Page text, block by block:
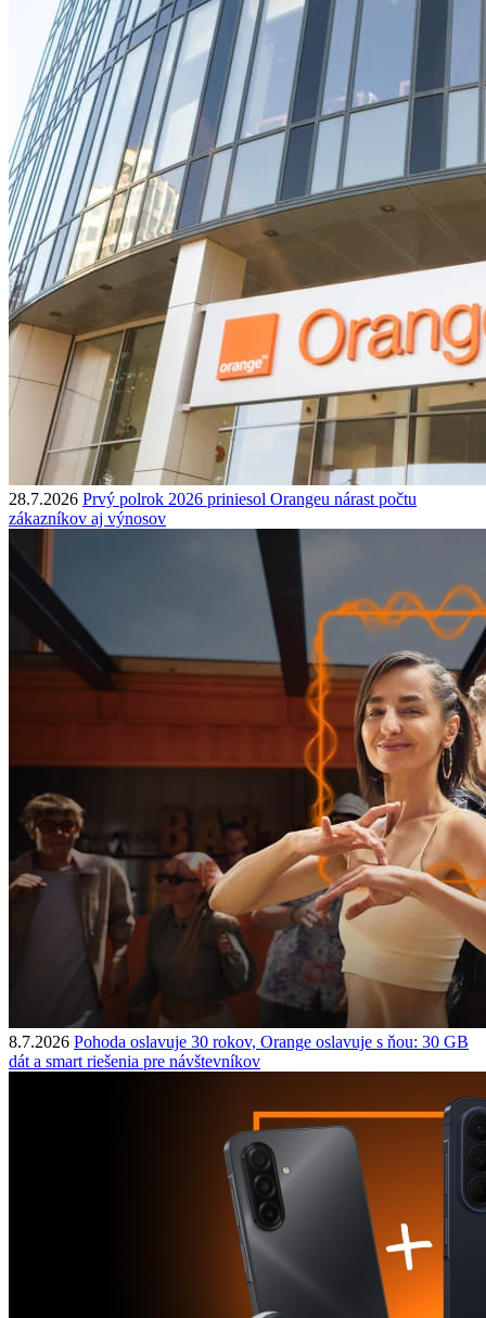
28.7.2026 Prvý polrok 2026 priniesol Orangeu nárast počtu
zákazníkov aj výnosov
8.7.2026 Pohoda oslavuje 30 rokov, Orange oslavuje s ňou: 30 GB
dát a smart riešenia pre návštevníkov